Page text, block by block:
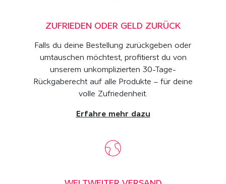
ZUFRIEDEN ODER GELD ZURÜCK
Falls du deine Bestellung zurückgeben oder
umtauschen möchtest, profitierst du von
unserem unkomplizierten 30-Tage-
Rückgaberecht auf alle Produkte – für deine
volle Zufriedenheit.
Erfahre mehr dazu